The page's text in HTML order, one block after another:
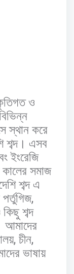
ও
স্থান করে
শব্দ। এসব
ইংরেজি
কালের সমাজ
শব্দ এ
পর্তুগিজ,
কিছু শব্দ
আমাদের
, চীন,
ভাষায়